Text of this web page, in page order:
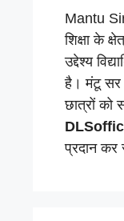
Mantu
शिक्षा के
उद्देश्य
है। मंटू सर
छात्रों को
प्रदान कर